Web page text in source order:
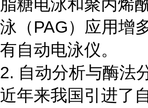
脂糖电泳和聚丙烯
泳（PAG）应用增
有自动电泳仪。
2. 自动分析与酶法
近年来我国引进了